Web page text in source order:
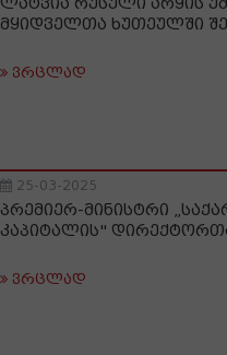
მყიდველთა ხუთეულში
ვრცლად
25-03-2025
პრემიერ-მინისტრი
კაპიტალის"
ვრცლად